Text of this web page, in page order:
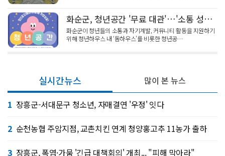
화순군, 청년공간 '무료 대관'…'소통 성장' 거점된다
화순군이 청년들의 소통과 자기계발, 커뮤니티 활동을 지원하기
위해 청년하우스 내 ‘돔하우스’를 비롯한 청년공…
실시간뉴스
1 장흥군-서대문구 청소년, 자매결연 '우정' 잇다
2 순천농협 주암지점, 교촌치킨 연계 청양홍고추 11농가 출하
3 장흥군, 폭염·가뭄 '긴급 대책회의' 개최... "피해 막아라"
많이 본 뉴스